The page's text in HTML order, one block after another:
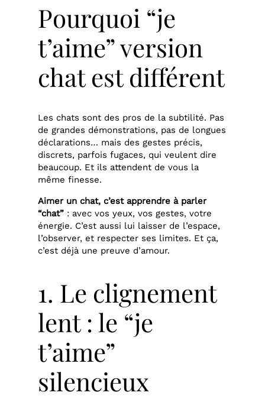
Pourquoi “je
t’aime” version
chat est différent
Les chats sont des pros de la subtilité. Pas
de grandes démonstrations, pas de longues
déclarations… mais des gestes précis,
discrets, parfois fugaces, qui veulent dire
beaucoup. Et ils attendent de vous la
même finesse.
Aimer un chat, c’est apprendre à parler
“chat” : avec vos yeux, vos gestes, votre
énergie. C’est aussi lui laisser de l’espace,
l’observer, et respecter ses limites. Et ça,
c’est déjà une preuve d’amour.
1. Le clignement
lent : le “je
t’aime”
silencieux